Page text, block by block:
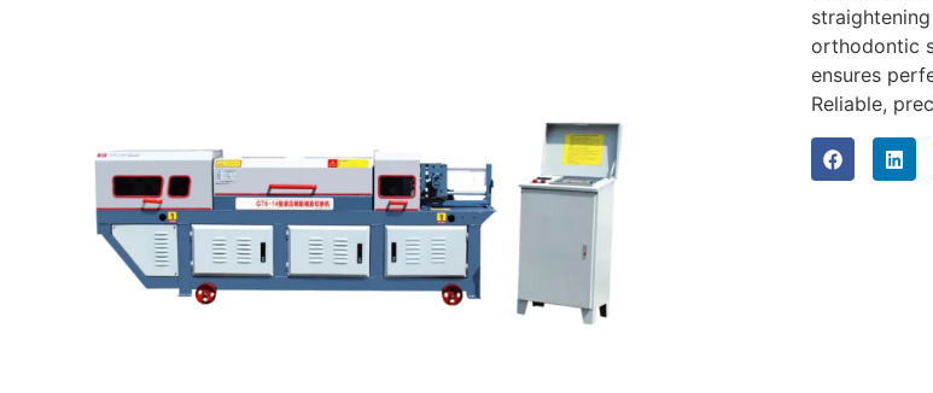
orthodontic
ensures
Reliable,